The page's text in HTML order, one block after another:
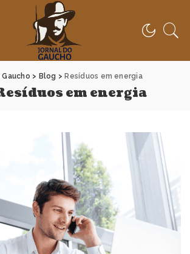
> Blog > Resíduos em energia
em energia